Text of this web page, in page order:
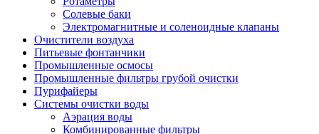
Солевые баки
Электромагнитные и соленоидные клапаны
Очистители воздуха
Питьевые фонтанчики
Промышленные осмосы
Промышленные фильтры грубой очистки
Пурифайеры
Системы очистки воды
Аэрация воды
Комбинированные фильтры